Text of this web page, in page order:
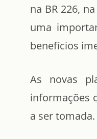
na BR 226,
uma
benefícios
As novas
informações
a ser tomada.